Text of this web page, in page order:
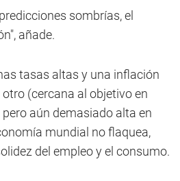
sombrías, el
añade.
tasas altas y una inflación
(cercana al objetivo en
aún demasiado alta en
mundial no flaquea,
del empleo y el consumo.